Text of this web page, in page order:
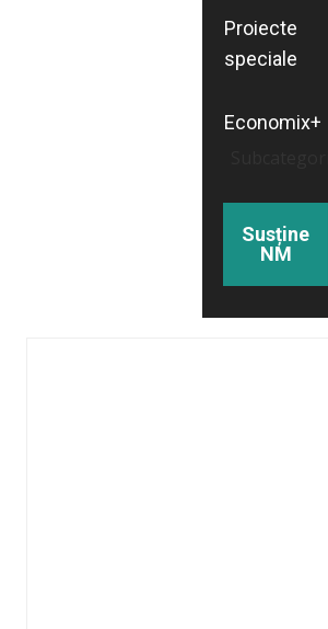
Proiecte
speciale
Economix+
Susține
NM